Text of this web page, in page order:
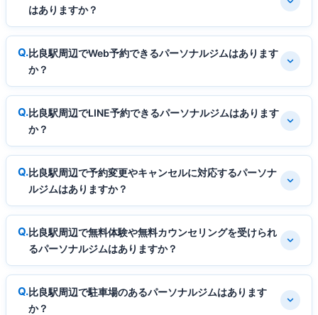
はありますか？
比良駅周辺でWeb予約できるパーソナルジムはあります
か？
比良駅周辺でLINE予約できるパーソナルジムはあります
か？
比良駅周辺で予約変更やキャンセルに対応するパーソナ
ルジムはありますか？
比良駅周辺で無料体験や無料カウンセリングを受けられ
るパーソナルジムはありますか？
比良駅周辺で駐車場のあるパーソナルジムはあります
か？